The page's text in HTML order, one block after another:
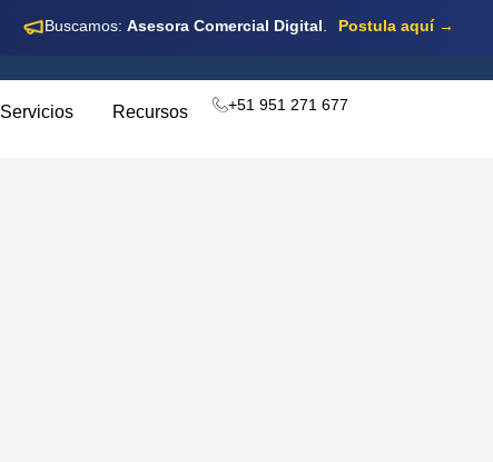
Buscamos: Asesora Comercial Digital Postula aquí →
Servicios Recursos +51 951 271 677